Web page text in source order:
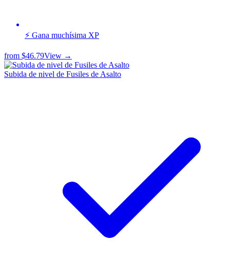
⚡ Gana muchísima XP
from $46.79View →
Subida de nivel de Fusiles de Asalto